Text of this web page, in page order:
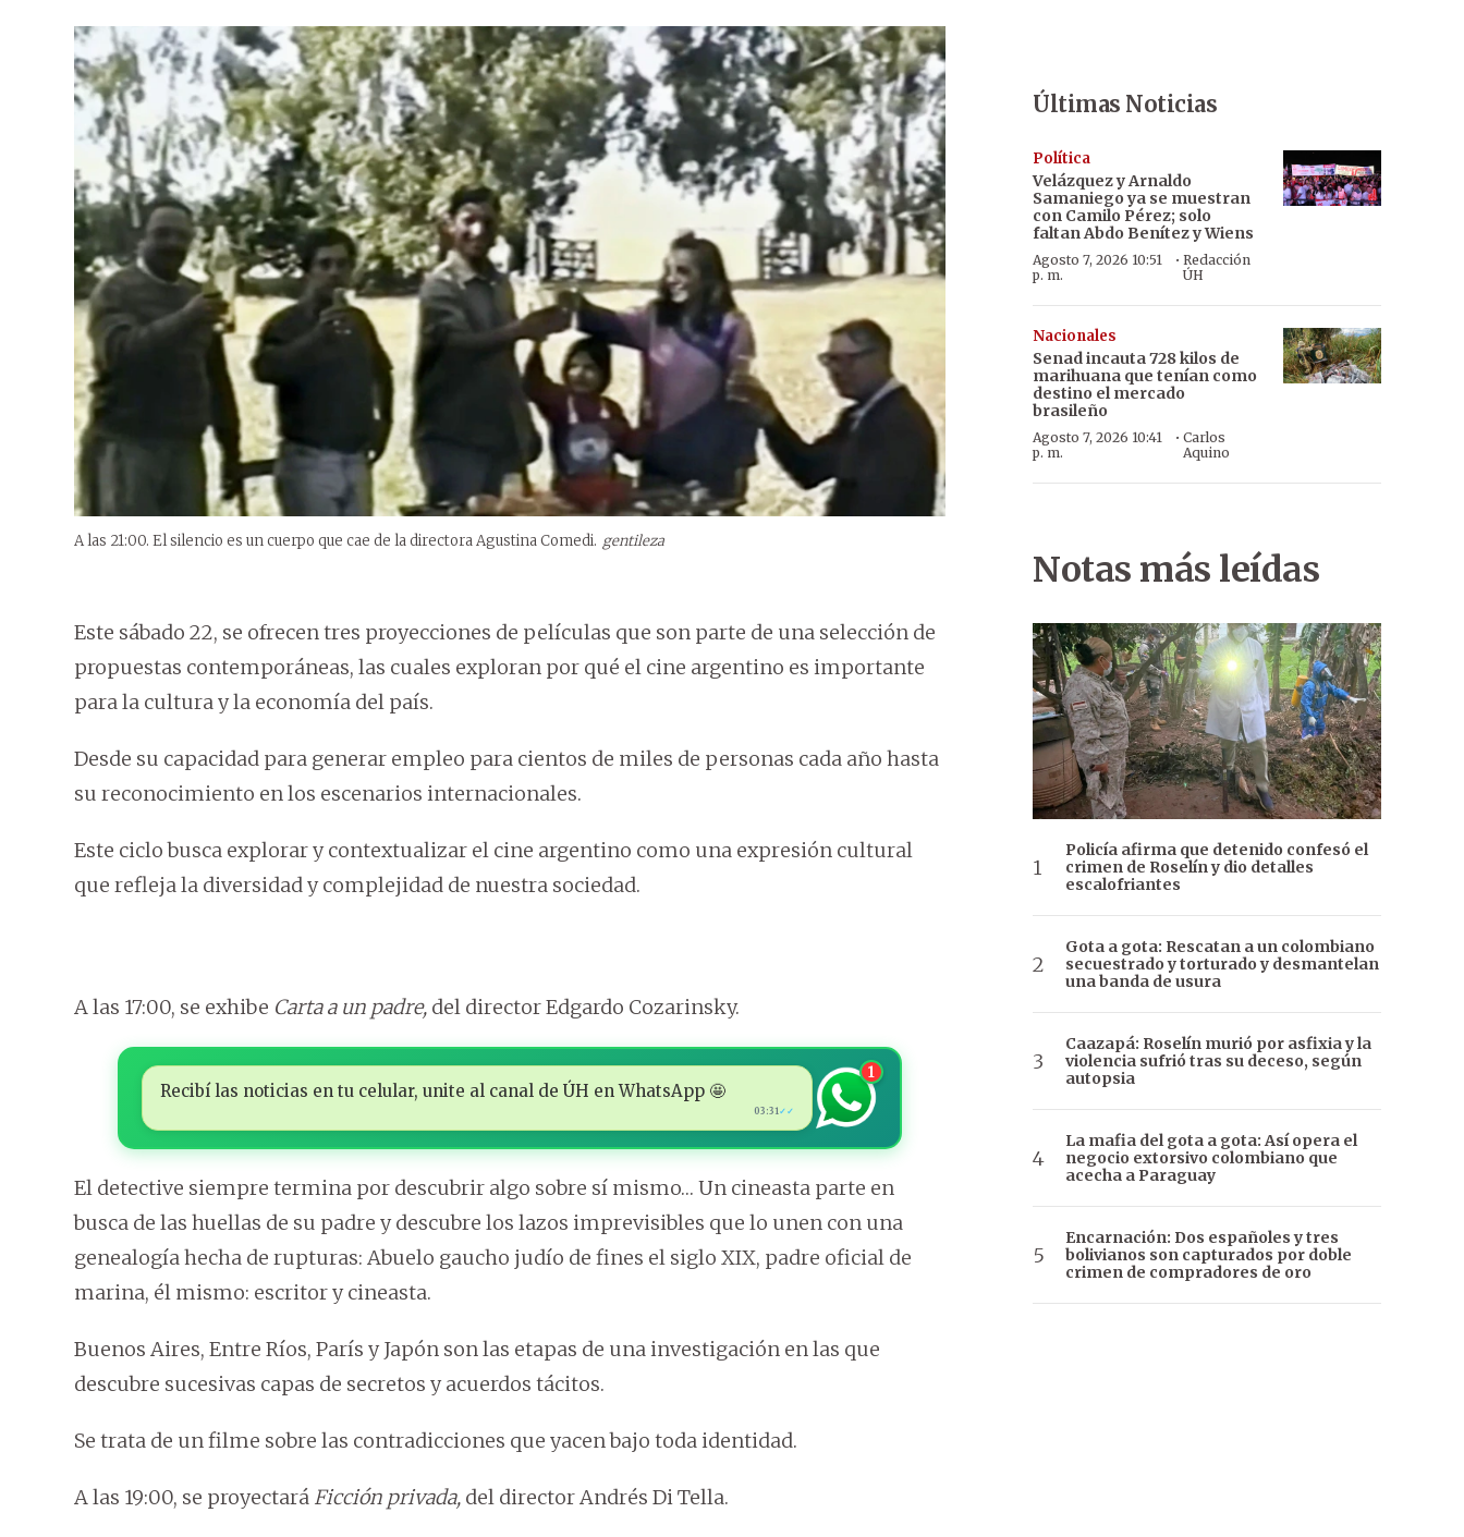
A las 21:00. El silencio es un cuerpo que cae de la directora Agustina Comedi. gentileza
Este sábado 22, se ofrecen tres proyecciones de películas que son parte de una selección de
propuestas contemporáneas, las cuales exploran por qué el cine argentino es importante
para la cultura y la economía del país.
Desde su capacidad para generar empleo para cientos de miles de personas cada año hasta
su reconocimiento en los escenarios internacionales.
Este ciclo busca explorar y contextualizar el cine argentino como una expresión cultural
que refleja la diversidad y complejidad de nuestra sociedad.
A las 17:00, se exhibe Carta a un padre, del director Edgardo Cozarinsky.
Recibí las noticias en tu celular, unite al canal de ÚH en WhatsApp 🤩
03:31✓✓
1
El detective siempre termina por descubrir algo sobre sí mismo… Un cineasta parte en
busca de las huellas de su padre y descubre los lazos imprevisibles que lo unen con una
genealogía hecha de rupturas: Abuelo gaucho judío de fines el siglo XIX, padre oficial de
marina, él mismo: escritor y cineasta.
Buenos Aires, Entre Ríos, París y Japón son las etapas de una investigación en las que
descubre sucesivas capas de secretos y acuerdos tácitos.
Se trata de un filme sobre las contradicciones que yacen bajo toda identidad.
A las 19:00, se proyectará Ficción privada, del director Andrés Di Tella.
Últimas Noticias
Política
Velázquez y Arnaldo
Samaniego ya se muestran
con Camilo Pérez; solo
faltan Abdo Benítez y Wiens
Agosto 7, 2026 10:51
p. m.
·Redacción
ÚH
Nacionales
Senad incauta 728 kilos de
marihuana que tenían como
destino el mercado
brasileño
Agosto 7, 2026 10:41
p. m.
· Carlos
Aquino
Notas más leídas
Policía afirma que detenido confesó el
crimen de Roselín y dio detalles
escalofriantes
Gota a gota: Rescatan a un colombiano
secuestrado y torturado y desmantelan
una banda de usura
Caazapá: Roselín murió por asfixia y la
violencia sufrió tras su deceso, según
autopsia
La mafia del gota a gota: Así opera el
negocio extorsivo colombiano que
acecha a Paraguay
Encarnación: Dos españoles y tres
bolivianos son capturados por doble
crimen de compradores de oro